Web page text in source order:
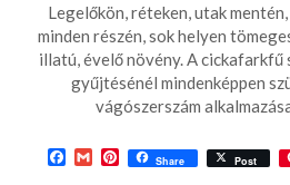
2016-
05-
24
Legelőkön, réteken, utak
minden részén, sok helyen
illatú, évelő növény. A cickafarkfű
gyűjtésénél mindenképpen
vágószerszám
Facebook
GmailPinterest
Share Post